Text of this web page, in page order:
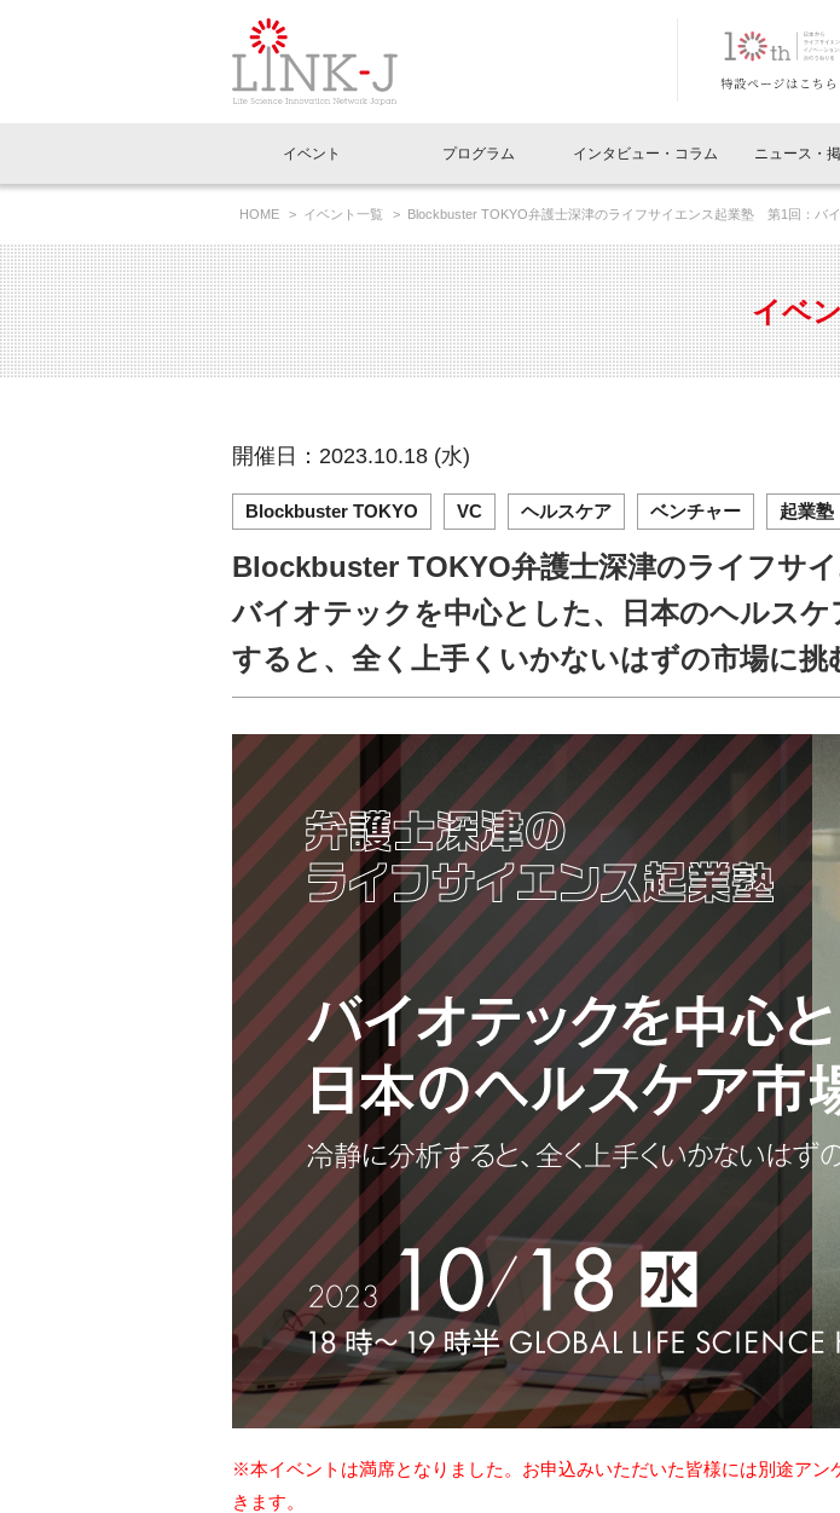
イベントお知らせメール登録
閉じる
イベント
イベント一覧
LINK-J主催・共催 特別会員開催
LINK-J協賛・協力 出展・参加
イ
プログラム
Out of Box相談室 What's "UNIKORN"？
インタビュー・コラム
インタビュー・コラム一覧
スペシャルインタビュー ベンチャーインタビュー
連載コラム サポーターコラム
ニュース・
ニュース一覧
トピック プレスリリース
メディア情報 海外関連
協賛・協力
人
会
募
理事長挨拶 Why in Nihonbashi
国内外連携 サポーター紹介
組織概要 パンフレット
特別会員一覧 特別会員について
専用メニューはこちら
ラウンジ・会議室 オフィス・ラボ
アクセス
HOME イベント一覧
Blockbuster TOKYO弁護士深津のライフサイエンス起業塾 第1回：バ
イベ
開催日：2023.10.18 (水)
Blockbuster TOKYO VC ヘルスケア ベンチャー 起業塾
Blockbuster TOKYO弁護士深津のライフサ
バイオテックを中心とした、日本のヘルスケ
すると、全く上手くいかないはずの市場に挑
※本イベントは満席となりました。お申込みいただいた皆様には別途アン
きます。